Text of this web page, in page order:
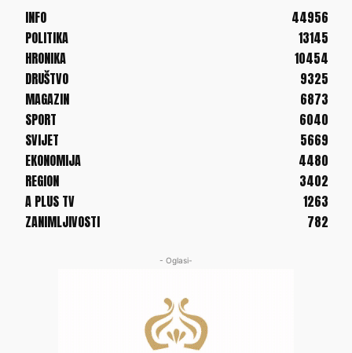
INFO
44956
POLITIKA
13145
HRONIKA
10454
DRUŠTVO
9325
MAGAZIN
6873
SPORT
6040
SVIJET
5669
EKONOMIJA
4480
REGION
3402
A PLUS TV
1263
ZANIMLJIVOSTI
782
- Oglasi-